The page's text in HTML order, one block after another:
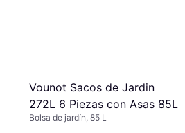
Vounot Sacos de Jardin
272L 6 Piezas con Asas 85L
Bolsa de jardín, 85 L